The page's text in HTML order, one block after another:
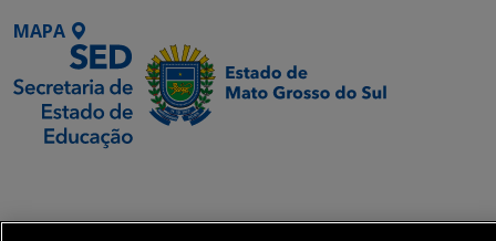
MAPA
Transformação Digital